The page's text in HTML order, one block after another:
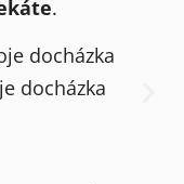
.
docházka